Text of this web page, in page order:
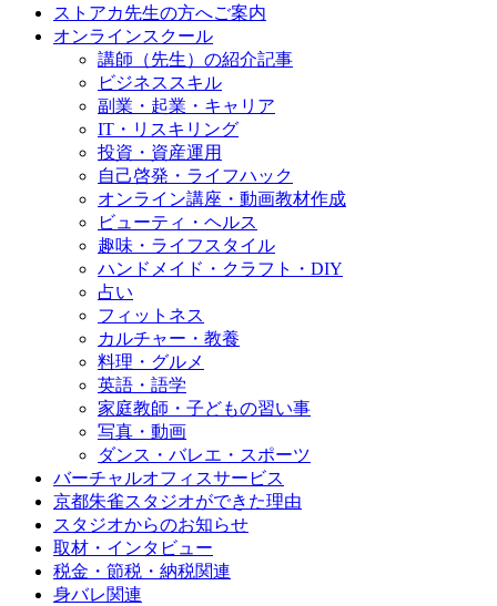
ストアカ先生の方へご案内
オンラインスクール
講師（先生）の紹介記事
ビジネススキル
副業・起業・キャリア
IT・リスキリング
投資・資産運用
自己啓発・ライフハック
オンライン講座・動画教材作成
ビューティ・ヘルス
趣味・ライフスタイル
ハンドメイド・クラフト・DIY
占い
フィットネス
カルチャー・教養
料理・グルメ
英語・語学
家庭教師・子どもの習い事
写真・動画
ダンス・バレエ・スポーツ
バーチャルオフィスサービス
京都朱雀スタジオができた理由
スタジオからのお知らせ
取材・インタビュー
税金・節税・納税関連
身バレ関連